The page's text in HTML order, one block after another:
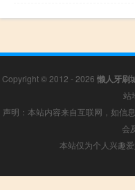
Copyright © 2012 - 2026 懒人牙刷
站
声明：本站内容来自互联网，如信
会
本站仅为个人兴趣